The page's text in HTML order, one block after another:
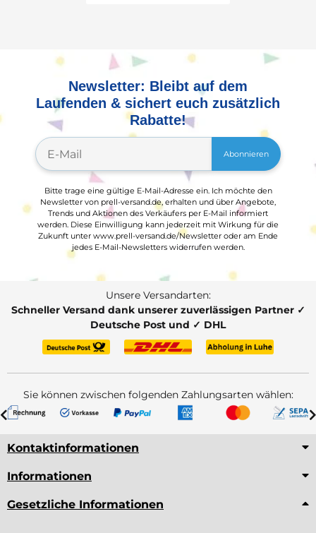
Newsletter: Bleibt auf dem
Laufenden & sichert euch zusätzlich
Rabatte!
Abonnieren
Bitte trage eine gültige E-Mail-Adresse ein. Ich möchte den
Newsletter von prell-versand.de, erhalten und über Angebote,
Trends und Aktionen des Verkäufers per E-Mail informiert
werden. Diese Einwilligung kann jederzeit mit Wirkung für die
Zukunft unter www.prell-versand.de/Newsletter oder am Ende
jedes E-Mail-Newsletters widerrufen werden.
Unsere Versandarten:
Schneller Versand dank unserer zuverlässigen Partner ✓
Deutsche Post und ✓ DHL
Sie können zwischen folgenden Zahlungsarten wählen:
Kontaktinformationen
Informationen
Gesetzliche Informationen